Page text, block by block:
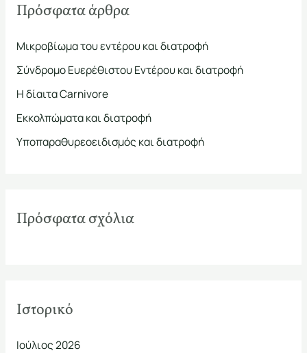
ή
σ
η
γ
ι
Πρόσφατα άρθρα
Μικροβίωμα του εντέρου και διατροφή
Σύνδρομο Ευερέθιστου Εντέρου και διατροφή
Η δίαιτα Carnivore
Εκκολπώματα και διατροφή
Υποπαραθυρεοειδισμός και διατροφή
Πρόσφατα σχόλια
Ιστορικό
Ιούλιος 2026